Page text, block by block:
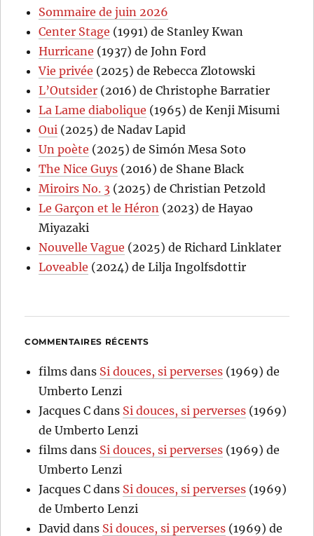
Sommaire de juin 2026
Center Stage (1991) de Stanley Kwan
Hurricane (1937) de John Ford
Vie privée (2025) de Rebecca Zlotowski
L’Outsider (2016) de Christophe Barratier
La Lame diabolique (1965) de Kenji Misumi
Oui (2025) de Nadav Lapid
Un poète (2025) de Simón Mesa Soto
The Nice Guys (2016) de Shane Black
Miroirs No. 3 (2025) de Christian Petzold
Le Garçon et le Héron (2023) de Hayao
Miyazaki
Nouvelle Vague (2025) de Richard Linklater
Loveable (2024) de Lilja Ingolfsdottir
COMMENTAIRES RÉCENTS
films dans Si douces, si perverses (1969) de
Umberto Lenzi
Jacques C dans Si douces, si perverses (1969)
de Umberto Lenzi
films dans Si douces, si perverses (1969) de
Umberto Lenzi
Jacques C dans Si douces, si perverses (1969)
de Umberto Lenzi
David dans Si douces, si perverses (1969) de